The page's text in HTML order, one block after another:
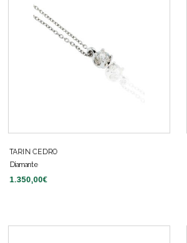
TARIN CEDRO
Diamante
1.350,00€